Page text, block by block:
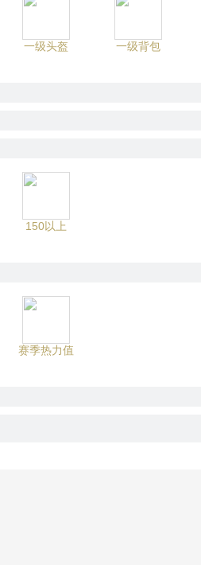
一级头盔 一级背包
150以上
赛季热力值